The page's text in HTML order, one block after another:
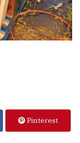
Pinterest